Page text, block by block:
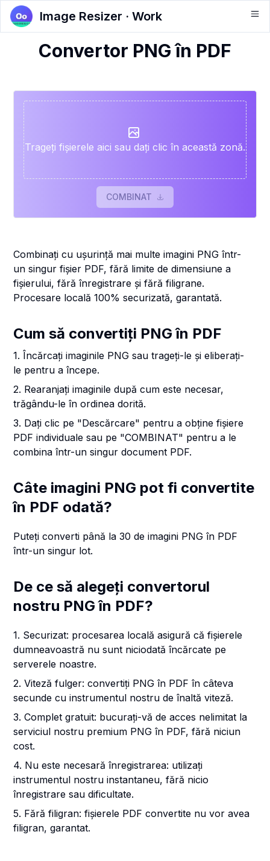
Image Resizer · Work
Convertor PNG în PDF
Trageți fișierele aici sau dați clic în această zonă.
COMBINAT
Combinați cu ușurință mai multe imagini PNG într-
un singur fișier PDF, fără limite de dimensiune a
fișierului, fără înregistrare și fără filigrane.
Procesare locală 100% securizată, garantată.
Cum să convertiți PNG în PDF
1. Încărcați imaginile PNG sau trageți-le și eliberați-
le pentru a începe.
2. Rearanjați imaginile după cum este necesar,
trăgându-le în ordinea dorită.
3. Dați clic pe "Descărcare" pentru a obține fișiere
PDF individuale sau pe "COMBINAT" pentru a le
combina într-un singur document PDF.
Câte imagini PNG pot fi convertite
în PDF odată?
Puteți converti până la 30 de imagini PNG în PDF
într-un singur lot.
De ce să alegeți convertorul
nostru PNG în PDF?
1. Securizat: procesarea locală asigură că fișierele
dumneavoastră nu sunt niciodată încărcate pe
serverele noastre.
2. Viteză fulger: convertiți PNG în PDF în câteva
secunde cu instrumentul nostru de înaltă viteză.
3. Complet gratuit: bucurați-vă de acces nelimitat la
serviciul nostru premium PNG în PDF, fără niciun
cost.
4. Nu este necesară înregistrarea: utilizați
instrumentul nostru instantaneu, fără nicio
înregistrare sau dificultate.
5. Fără filigran: fișierele PDF convertite nu vor avea
filigran, garantat.